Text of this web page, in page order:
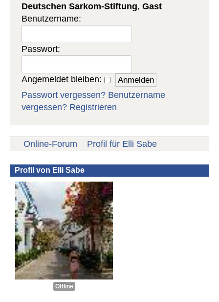
Deutschen Sarkom-Stiftung,Gast
Benutzername:
Passwort:
Angemeldet bleiben:
Passwort vergessen? Benutzername
vergessen? Registrieren
Online-Forum Profil für Elli Sabe
Profil von Elli Sabe
Offline